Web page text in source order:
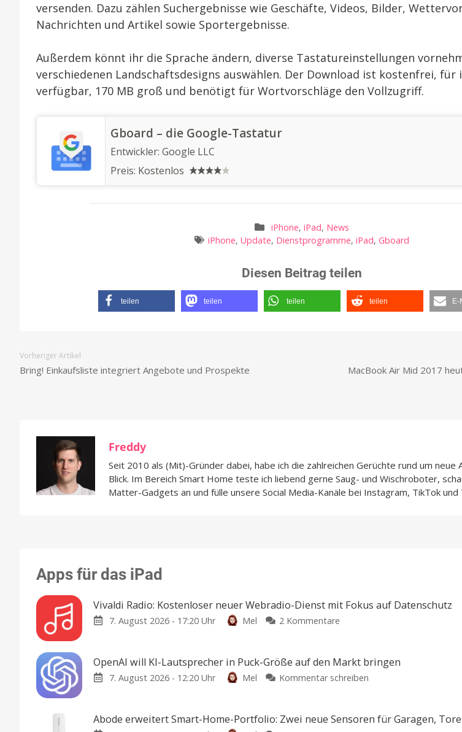
versenden. Dazu zählen Suchergebnisse wie Geschäfte, Videos, Bilder,
Nachrichten und Artikel sowie Sportergebnisse.
Außerdem könnt ihr die Sprache ändern, diverse Tastatureinstellungen
verschiedenen Landschaftsdesigns auswählen. Der Download ist kostenfrei, für
verfügbar, 170 MB groß und benötigt für Wortvorschläge den Vollzugriff.
‎Gboard – die Google-Tastatur
Entwickler: Google LLC
Preis: Kostenlos
iPhone, iPad, News
iPhone, Update, Dienstprogramme, iPad, Gboard
Diesen Beitrag teilen
teilen teilen teilen teilen E-
Vorheriger Artikel
Bring! Einkaufsliste integriert Angebote und Prospekte MacBook Air Mid 2017
Freddy
Seit 2010 als (Mit)-Gründer dabei, habe ich die zahlreichen Gerüchte rund um neue
Blick. Im Bereich Smart Home teste ich liebend gerne Saug- und Wischroboter,
Matter-Gadgets an und fülle unsere Social Media-Kanäle bei Instagram, TikTok
Apps für das iPad
Vivaldi Radio: Kostenloser neuer Webradio-Dienst mit Fokus auf Datenschutz
7. August 2026 - 17:20 Uhr Mel 2 Kommentare
Kostenloser
neuer
Webradio-
Fokus
OpenAI will KI-Lautsprecher in Puck-Größe auf den Markt bringen
7. August 2026 - 12:20 Uhr Mel Kommentar schreiben
KI-
Lautsprecher
Abode erweitert Smart-Home-Portfolio: Zwei neue Sensoren für Garagen,